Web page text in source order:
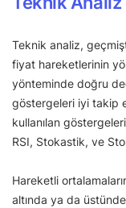
Teknik analiz,
fiyat hareketlerinin
yönteminde doğru
göstergeleri iyi takip
kullanılan
RSI, Stokastik, ve
Hareketli
altında ya da